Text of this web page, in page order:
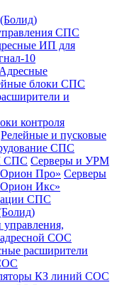
СПС
ИП для
10
Адресные
блоки СПС
и
контроля
Релейные и пусковые
СПС
СПС Серверы и УРМ
Про» Серверы
Икс»
СПС
СОС
расширители
КЗ линий СОС